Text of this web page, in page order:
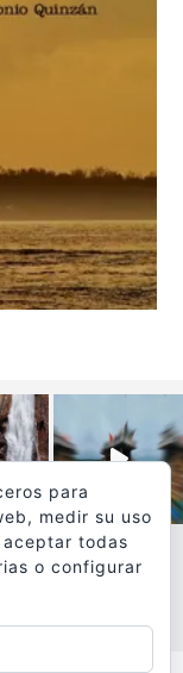
para
medir su uso
todas
o configurar